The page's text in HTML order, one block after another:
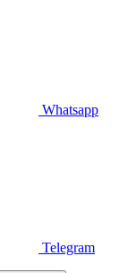
Whatsapp
Telegram